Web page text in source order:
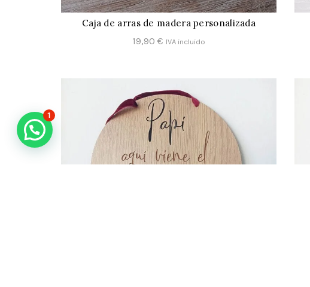
CONFIGURAR
Caja de arras de madera personalizada
19,90 € IVA incluido
1